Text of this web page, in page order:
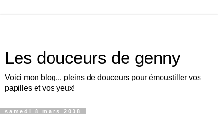
Les douceurs de genny
Voici mon blog... pleins de douceurs pour émoustiller vos
papilles et vos yeux!
samedi 8 mars 2008